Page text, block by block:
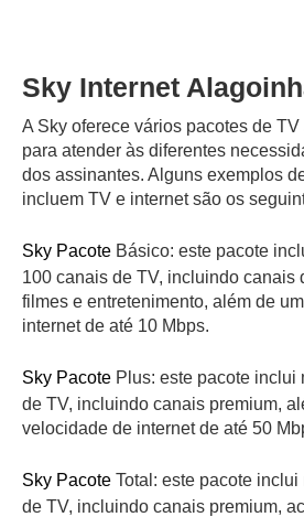
Sky Internet
A Sky oferece vários pacotes de
para atender às diferentes
dos assinantes. Alguns exemplos
incluem TV e internet são os
Sky Pacote Básico: este pacote
100 canais de TV, incluindo canais
filmes e entretenimento, além de
internet de até 10 Mbps.
Sky Pacote Plus: este pacote inclui
de TV, incluindo canais premium,
velocidade de internet de até 50
Sky Pacote Total: este pacote
de TV, incluindo canais premium,